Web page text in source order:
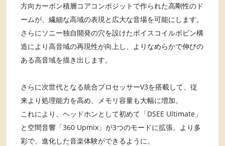
方向カーボン積層コアコンポジットで作られた高剛性のド
ームが、繊細な高域の表現と広大な音場を可能にします。
さらにソニー独自開発の穴を設けたボイスコイルボビン構
造により高音域の再現性が向上し、よりなめらかで伸びの
ある高音域を描き出します。
さらに次世代となる統合プロセッサーV3を搭載して、従
来より処理能力を高め、メモリ容量も大幅に増加。
これにより、ヘッドホンとして初めて「DSEE Ultimate」
と空間音響「360 Upmix」が3つのモードに拡張。より多
彩で、進化した音楽体験ができるように。